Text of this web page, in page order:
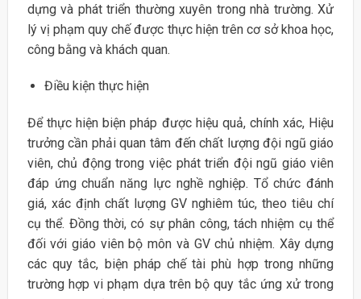
dựng và phát triển thường xuyên trong nhà trường. Xử
lý vị phạm quy chế được thực hiện trên cơ sở khoa học,
công bằng và khách quan.
Điều kiện thực hiện
Để thực hiện biện pháp được hiệu quả, chính xác, Hiệu
trưởng cần phải quan tâm đến chất lượng đội ngũ giáo
viên, chủ động trong việc phát triển đội ngũ giáo viên
đáp ứng chuẩn năng lực nghề nghiệp. Tổ chức đánh
giá, xác định chất lượng GV nghiêm túc, theo tiêu chí
cụ thể. Đồng thời, có sự phân công, tách nhiệm cụ thể
đối với giáo viên bộ môn và GV chủ nhiệm. Xây dựng
các quy tắc, biện pháp chế tài phù hợp trong những
trường hợp vi phạm dựa trên bộ quy tắc ứng xử trong